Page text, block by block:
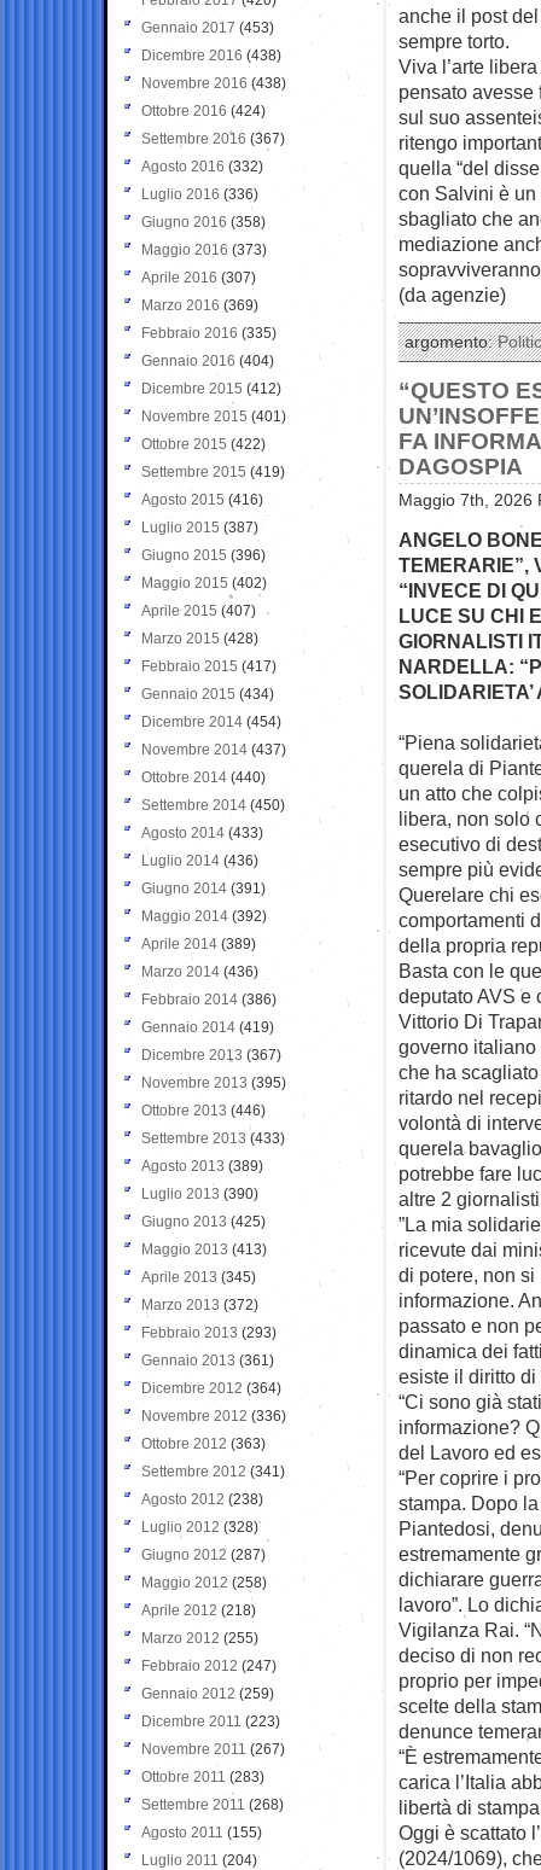
anche il post
sempre torto.
Viva l’arte
pensato avesse
sul suo
ritengo
quella “del
con Salvini è
sbagliato che
mediazione
(da agenzie)
argomento:
“QUESTO
FA
DAGOSPIA
Maggio 7th, 2026
ANGELO
TEMERARIE”,
“INVECE DI
LUCE SU CHI
GIORNALISTI
NARDELLA:
“Piena
querela di
un atto che
libera, non solo
esecutivo di
sempre più
Querelare chi
comportamenti
della propria
Basta con le
deputato AVS e
Vittorio Di
governo
che ha
ritardo nel
volontà di
querela
potrebbe fare
altre 2
”La mia
ricevute dai
di potere, non
informazione.
passato e non
dinamica dei
esiste il diritto di
“Ci sono già
informazione?
del Lavoro ed
“Per coprire i
stampa. Dopo
Piantedosi,
estremamente
dichiarare
lavoro”. Lo
Vigilanza Rai.
deciso di non
proprio per
scelte della
denunce
“È
carica l’Italia
libertà di
Oggi è scattato
(2024/1069),
Gennaio 2017 (453)
Dicembre 2016 (438)
Novembre 2016 (438)
Ottobre 2016 (424)
Settembre 2016 (367)
Agosto 2016 (332)
Luglio 2016 (336)
Giugno 2016 (358)
Maggio 2016 (373)
Aprile 2016 (307)
Marzo 2016 (369)
Febbraio 2016 (335)
Gennaio 2016 (404)
Dicembre 2015 (412)
Novembre 2015 (401)
Ottobre 2015 (422)
Settembre 2015 (419)
Agosto 2015 (416)
Luglio 2015 (387)
Giugno 2015 (396)
Maggio 2015 (402)
Aprile 2015 (407)
Marzo 2015 (428)
Febbraio 2015 (417)
Gennaio 2015 (434)
Dicembre 2014 (454)
Novembre 2014 (437)
Ottobre 2014 (440)
Settembre 2014 (450)
Agosto 2014 (433)
Luglio 2014 (436)
Giugno 2014 (391)
Maggio 2014 (392)
Aprile 2014 (389)
Marzo 2014 (436)
Febbraio 2014 (386)
Gennaio 2014 (419)
Dicembre 2013 (367)
Novembre 2013 (395)
Ottobre 2013 (446)
Settembre 2013 (433)
Agosto 2013 (389)
Luglio 2013 (390)
Giugno 2013 (425)
Maggio 2013 (413)
Aprile 2013 (345)
Marzo 2013 (372)
Febbraio 2013 (293)
Gennaio 2013 (361)
Dicembre 2012 (364)
Novembre 2012 (336)
Ottobre 2012 (363)
Settembre 2012 (341)
Agosto 2012 (238)
Luglio 2012 (328)
Giugno 2012 (287)
Maggio 2012 (258)
Aprile 2012 (218)
Marzo 2012 (255)
Febbraio 2012 (247)
Gennaio 2012 (259)
Dicembre 2011 (223)
Novembre 2011 (267)
Ottobre 2011 (283)
Settembre 2011 (268)
Agosto 2011 (155)
Luglio 2011 (204)